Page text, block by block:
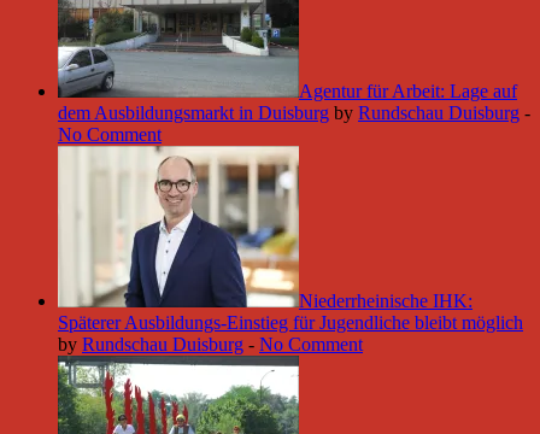
Agentur für Arbeit: Lage auf
dem Ausbildungsmarkt in Duisburg by Rundschau Duisburg -
No Comment
Niederrheinische IHK:
Späterer Ausbildungs-Einstieg für Jugendliche bleibt möglich
by Rundschau Duisburg - No Comment